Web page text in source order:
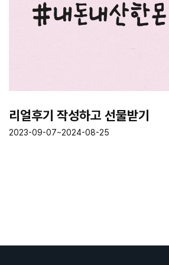
리얼후기 작성하고 선물받기
2023-09-07~2024-08-25